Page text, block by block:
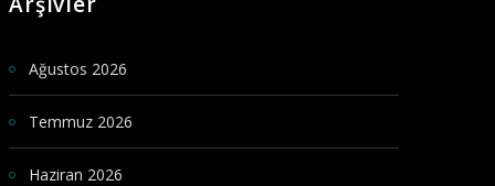
Ağustos 2026
Temmuz 2026
Haziran 2026